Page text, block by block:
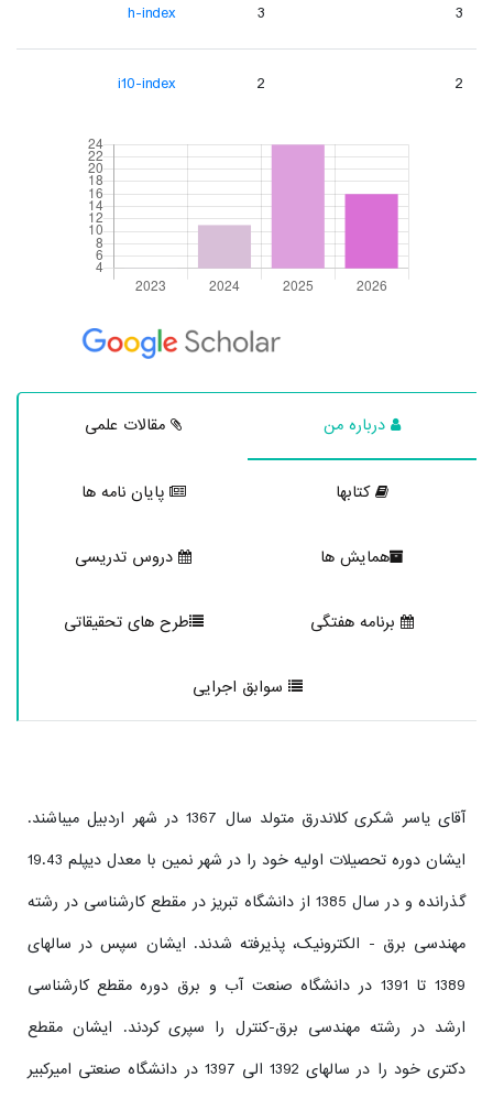
h-index 3 3
i10-index 2 2
درباره من مقالات علمی
کتابها پایان نامه ها
همایش ها دروس تدریسی
برنامه هفتگی طرح های تحقیقاتی
سوابق اجرایی
آقای یاسر شکری کلاندرق متولد سال 1367 در شهر اردبیل میباشند.
ایشان دوره تحصیلات اولیه خود را در شهر نمین با معدل دیپلم 19.43
گذرانده و در سال 1385 از دانشگاه تبریز در مقطع کارشناسی در رشته
مهندسی برق - الکترونیک، پذیرفته شدند. ایشان سپس در سالهای
1389 تا 1391 در دانشگاه صنعت آب و برق دوره مقطع کارشناسی
ارشد در رشته مهندسی برق-کنترل را سپری کردند. ایشان مقطع
دکتری خود را در سالهای 1392 الی 1397 در دانشگاه صنعتی امیرکبیر